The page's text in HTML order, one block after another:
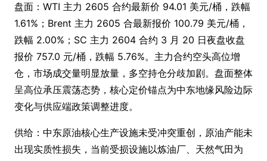
盘面：WTI 主力 2605 合约最新价 94.01 美元/桶，跌幅
1.61%；Brent 主力 2605 合最新报价 100.79 美元/桶，
跌幅 2.00%；SC 主力 2604 合约 3 月 20 日夜盘收盘
报价 757.0 元/桶，跌幅 5.76%。主力合约空头高位增
仓，市场成交量明显放量，多空持仓分歧加剧。盘面整体
呈高位承压震荡态势，核心定价锚点为中东地缘风险边际
变化与供应端政策调整进度。
供给：中东原油核心生产设施未受冲突重创，原油产能未
出现实质性损失，当前受损设施以炼油厂、天然气田为